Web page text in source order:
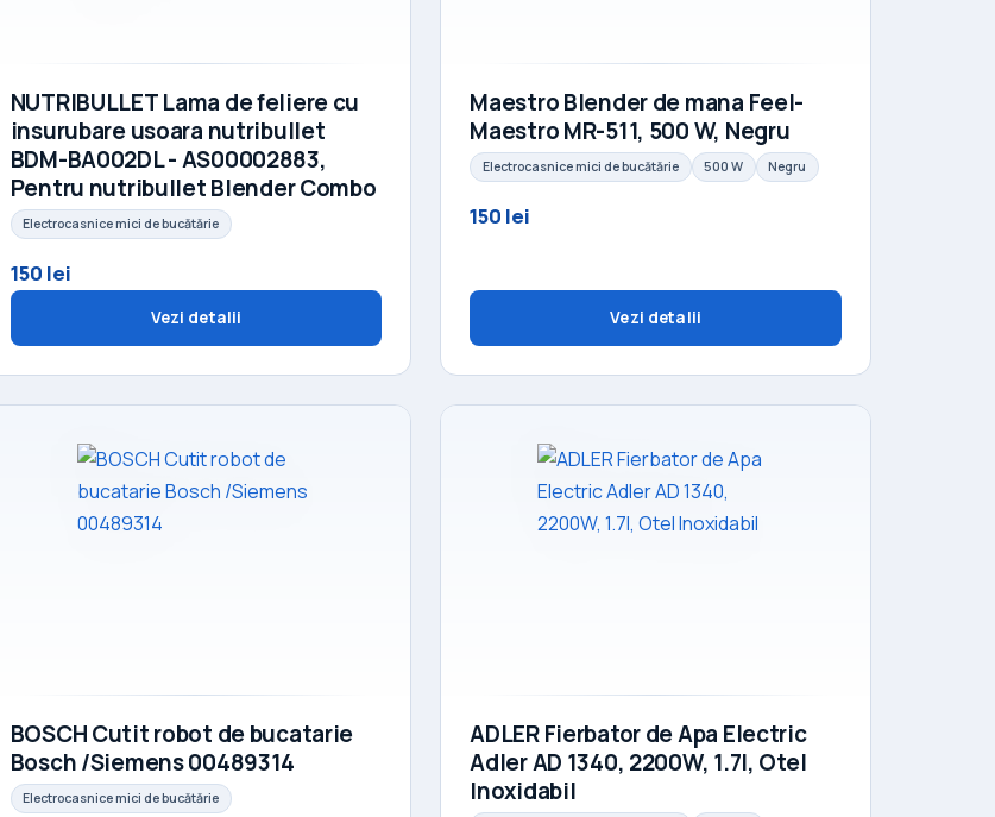
NUTRIBULLET Lama de feliere cu
insurubare usoara nutribullet
BDM-BA002DL - AS00002883,
Pentru nutribullet Blender Combo
Electrocasnice mici de bucătărie
150 lei
Vezi detalii
Maestro Blender de mana Feel-
Maestro MR-511, 500 W, Negru
Electrocasnice mici de bucătărie 500 W Negru
150 lei
Vezi detalii
BOSCH Cutit robot de bucatarie
Bosch /Siemens 00489314
Electrocasnice mici de bucătărie
ADLER Fierbator de Apa Electric
Adler AD 1340, 2200W, 1.7l, Otel
Inoxidabil